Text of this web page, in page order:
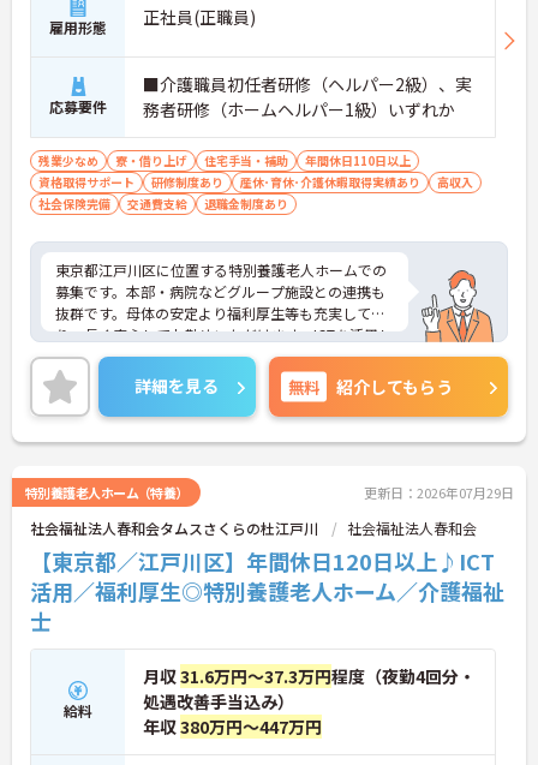
雇用形態 正社員(正職員)
応募要件
■介護職員初任者研修（ヘルパー2級）、実
務者研修（ホームヘルパー1級）いずれか
残業少なめ 寮・借り上げ 住宅手当・補助
年間休日110日以上
資格取得サポート
研修制度あり 産休･育休･介護休暇取得実績あり
高収入
社会保険完備
交通費支給 退職金制度あり
東京都江戸川区に位置する特別養護老人ホームでの
募集です。本部・病院などグループ施設との連携も
抜群です。母体の安定より福利厚生等も充実してお
り、長く安心してお勤めいただけます。ICTを活用し
た職員の負担軽減や、最先端の調理システムを導入
しており、働きやすい環境が整っています。
ご興味のある方には、面接対策ポイントなど、さら
に詳細をお話しいたしますので、お気軽にご相談く
ださい。
詳細を見る 無料 紹介してもらう
特別養護老人ホーム（特養） 更新日：2026年07月29日
社会福祉法人春和会タムスさくらの杜江戸川 社会福祉法人春和会
【東京都／江戸川区】年間休日120日以上♪ICT
活用／福利厚生◎特別養護老人ホーム／介護福祉
士
給料
月収31.6万円～37.3万円程度（夜勤4回分・
処遇改善手当込み）
年収380万円～447万円